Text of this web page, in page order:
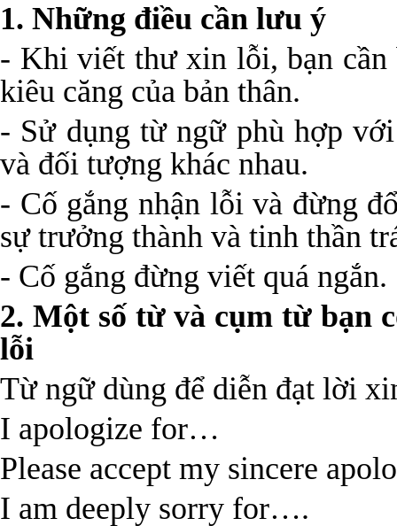
1. Những điều cần lưu ý
- Khi viết thư xin lỗi, bạn
kiêu căng của bản thân.
- Sử dụng từ ngữ phù hợp
và đối tượng khác nhau.
- Cố gắng nhận lỗi và đừng
sự trưởng thành và tinh thần
- Cố gắng đừng viết quá ngắn.
2. Một số từ và cụm từ bạn
lỗi
Từ ngữ dùng để diễn đạt lời
I apologize for…
Please accept my sincere
I am deeply sorry for….